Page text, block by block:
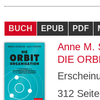
BUCH EPUB PDF
Anne M.
DIE
312